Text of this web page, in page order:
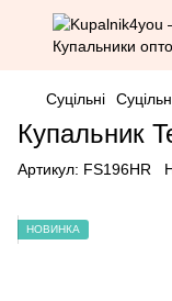
Суцільні
Купальник
Артикул: FS196HR
НОВИНКА